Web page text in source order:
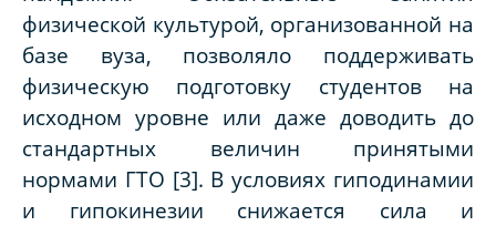
физической культурой, организованной на
базе вуза, позволяло поддерживать
физическую подготовку студентов на
исходном уровне или даже доводить до
стандартных величин принятыми
нормами ГТО [3]. В условиях гиподинамии
и гипокинезии снижается сила и